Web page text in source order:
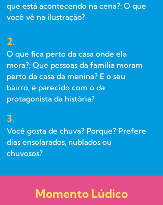
que está acontecendo na cena?; O que
você vê na ilustração?
2.
O que fica perto da casa onde ela
mora?; Que pessoas da família moram
perto da casa da menina? E o seu
bairro, é parecido com o da
protagonista da história?
3.
Você gosta de chuva? Porque? Prefere
dias ensolarados, nublados ou
chuvosos?
Momento Lúdico